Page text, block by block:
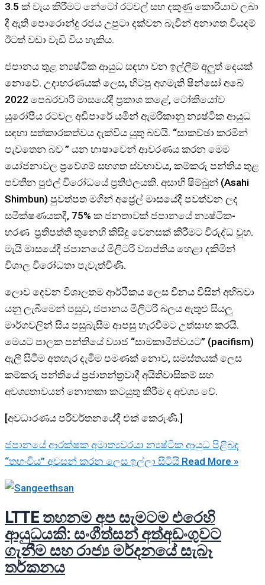
3.5 ක් වැය කිරීමට නේටෝ රටවල් සහ දකුණු කොරියාව ලබා
දී ඇති පොරොන්දු රජය උපුටා දක්වන බැවින් අනාගත වියදම්
ඊටත් වඩා වැඩි විය හැකිය.
ජපානය තුළ න්‍යෂ්ටික ආයුධ සඳහා වන ඉල්ලීම් අලුත් දෙයක්
නොවේ. උදාහරණයක් ලෙස, හිටපු අගමැති ෂින්සෝ අබේ
2022 පෙබරවාරි මාසයේදී ප්‍රකාශ කළේ, ටෝකියෝව
යුරෝපීය රටවල අඩිපාරේ යමින් ඇමරිකානු න්‍යෂ්ටික ආයුධ
සඳහා සත්කාරකත්වය දැක්විය යුතු බවයි. “සාකච්ඡා කරමින්
පැවතෙන බව ” යන භාෂාවෙන් ආවරණය කරන මෙම
යෝජනාවල ප්‍රවේශම් සහගත ස්වභාවය, කම්කරු පන්තිය තුළ
පවතින පුළුල් විරෝධයේ ප්‍රතිඵලයකි. අසාහි ෂිම්බුන් (Asahi
Shimbun) පුවත්පත මගින් අප්‍රේල් මාසයේදී පවත්වන ලද
සමීක්ෂණයකදී, 75% ක ජනතාවක් ජපානයේ න්‍යෂ්ටික-
හරණ ප්‍රතිපත්ති තුනෙහි කිසිදු වෙනසක් කිරීමට විරුද්ධ වූහ.
මැයි මාසයේදී ජපානයේ මිලිටරි ව්‍යාප්තිය හෙළා දකිමින්
විශාල විරෝධතා පැවැත්විණි.
ලොව දෙවන විශාලතම ආර්ථිකය ලෙස චීනය විසින් අභිබවා
යනු ලැබීමෙන් පසුව, ජපානය මිලිටරි බලය ඇතුළු සියලු
මාර්ගවලින් සිය පසුබැසීම ආපසු හැරවීමට උත්සාහ කරයි.
මෙයට පාලක පන්තියේ ව්‍යාජ “සාමකාමීත්වයට” (pacifism)
ඇලී සිටීම අතහැර දැමීම පමණක් නොව, සමස්තයක් ලෙස
කම්කරු පන්තියේ ප්‍රජාතන්ත්‍රවාදී අයිතිවාසිකම් සහ
අවශ්‍යතාවයන් නොතකා කටයුතු කිරීම ද අවශ්‍ය වේ.
[අවධාරණය පරිවර්තනයේදී එක් කෙරුණි.]
ජපානයේ ආරක්ෂක අමාත්‍යවරයා න්‍යෂ්ටික ආයුධ පිළිබඳ
“තහංචිය” අවසන් කරන ලෙස ඉල්ලා සිටියි Read More »
LTTE තහනම අප සැමටම එරෙහි
ආයුධයකි: සංගීත්සන් අත්අඩංගුවට
ගැනීම සහ රාජ්‍ය මර්දනයේ සැබෑ
තර්කනය